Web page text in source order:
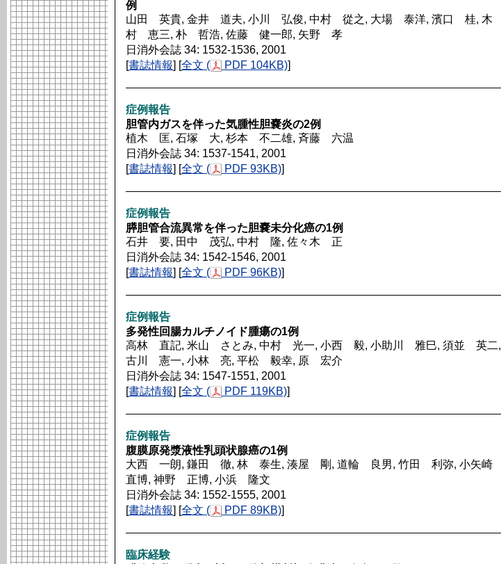
例
山田 英貴, 金井 道夫, 小川 弘俊, 中村 從之, 大場 泰洋, 濱口 桂, 木
村 恵三, 朴 哲浩, 佐藤 健一郎, 矢野 孝
日消外会誌 34: 1532-1536, 2001
[書誌情報] [全文 ( PDF 104KB)]
症例報告
胆管内ガスを伴った気腫性胆嚢炎の2例
植木 匡, 石塚 大, 杉本 不二雄, 斉藤 六温
日消外会誌 34: 1537-1541, 2001
[書誌情報] [全文 ( PDF 93KB)]
症例報告
膵胆管合流異常を伴った胆嚢未分化癌の1例
石井 要, 田中 茂弘, 中村 隆, 佐々木 正
日消外会誌 34: 1542-1546, 2001
[書誌情報] [全文 ( PDF 96KB)]
症例報告
多発性回腸カルチノイド腫瘍の1例
高林 直記, 米山 さとみ, 中村 光一, 小西 毅, 小助川 雅巳, 須並 英二,
古川 憲一, 小林 亮, 平松 毅幸, 原 宏介
日消外会誌 34: 1547-1551, 2001
[書誌情報] [全文 ( PDF 119KB)]
症例報告
腹膜原発漿液性乳頭状腺癌の1例
大西 一朗, 鎌田 徹, 林 泰生, 湊屋 剛, 道輪 良男, 竹田 利弥, 小矢崎
直博, 神野 正博, 小浜 隆文
日消外会誌 34: 1552-1555, 2001
[書誌情報] [全文 ( PDF 89KB)]
臨床経験